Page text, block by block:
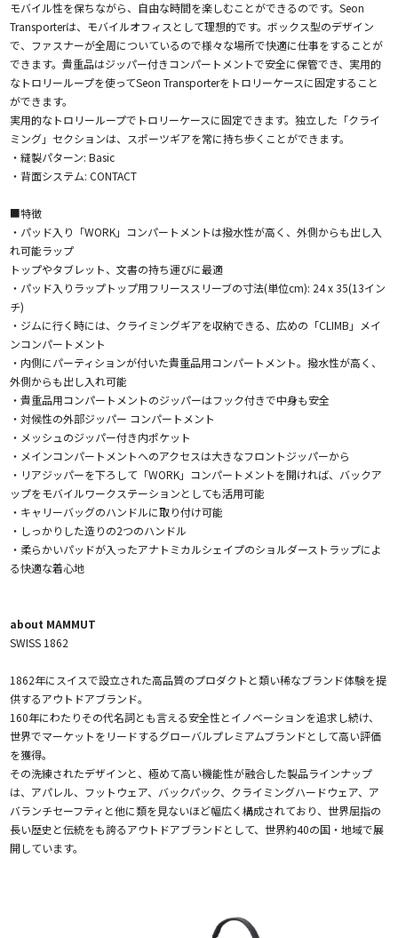
モバイル性を保ちながら、自由な時間を楽しむことができるのです。Seon
Transporterは、モバイルオフィスとして理想的です。ボックス型のデザイン
で、ファスナーが全周についているので様々な場所で快適に仕事をすることが
できます。貴重品はジッパー付きコンパートメントで安全に保管でき、実用的
なトロリーループを使ってSeon Transporterをトロリーケースに固定すること
ができます。
実用的なトロリーループでトロリーケースに固定できます。独立した「クライ
ミング」セクションは、スポーツギアを常に持ち歩くことができます。
・縫製パターン: Basic
・背面システム: CONTACT
■特徴
・パッド入り「WORK」コンパートメントは撥水性が高く、外側からも出し入
れ可能ラップ
トップやタブレット、文書の持ち運びに最適
・パッド入りラップトップ用フリーススリーブの寸法(単位cm): 24 x 35(13イン
チ)
・ジムに行く時には、クライミングギアを収納できる、広めの「CLIMB」メイ
ンコンパートメント
・内側にパーティションが付いた貴重品用コンパートメント。撥水性が高く、
外側からも出し入れ可能
・貴重品用コンパートメントのジッパーはフック付きで中身も安全
・対候性の外部ジッパー コンパートメント
・メッシュのジッパー付き内ポケット
・メインコンパートメントへのアクセスは大きなフロントジッパーから
・リアジッパーを下ろして「WORK」コンパートメントを開ければ、バックア
ップをモバイルワークステーションとしても活用可能
・キャリーバッグのハンドルに取り付け可能
・しっかりした造りの2つのハンドル
・柔らかいパッドが入ったアナトミカルシェイプのショルダーストラップによ
る快適な着心地
about MAMMUT
SWISS 1862
1862年にスイスで設立された高品質のプロダクトと類い稀なブランド体験を提
供するアウトドアブランド。
160年にわたりその代名詞とも言える安全性とイノベーションを追求し続け、
世界でマーケットをリードするグローバルプレミアムブランドとして高い評価
を獲得。
その洗練されたデザインと、極めて高い機能性が融合した製品ラインナップ
は、アパレル、フットウェア、バックパック、クライミングハードウェア、ア
バランチセーフティと他に類を見ないほど幅広く構成されており、世界屈指の
長い歴史と伝統をも誇るアウトドアブランドとして、世界約40の国・地域で展
開しています。